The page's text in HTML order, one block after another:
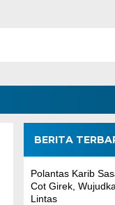
BERITA
Polantas Karib
Cot Girek,
Lintas